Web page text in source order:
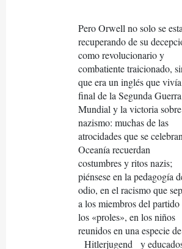
Pero Orwell no solo se
recuperando de su
como revolucionario y
combatiente traicionado,
que era un inglés que
final de la Segunda Guerra
Mundial y la victoria
nazismo: muchas de las
atrocidades que se
Oceanía recuerdan
costumbres y ritos nazis;
piénsese en la pedagogía
odio, en el racismo que
a los miembros del partido
los «proles», en los niños
reunidos en una especie de
Hitlerjugend
y